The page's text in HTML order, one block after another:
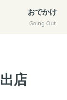
おでかけ
Going Out
出店